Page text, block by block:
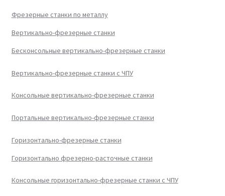
Фрезерные станки по металлу
Вертикально-фрезерные станки
Бесконсольные вертикально-фрезерные станки
Вертикально-фрезерные станки с ЧПУ
Консольные вертикально-фрезерные станки
Портальные вертикально-фрезерные станки
Горизонтально-фрезерные станки
Горизонтально фрезерно-расточные станки
Консольные горизонтально-фрезерные станки с ЧПУ